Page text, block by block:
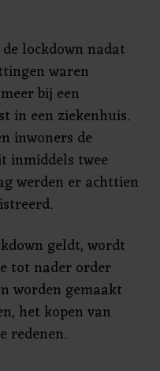
lockdown nadat
waren
bij een
in een ziekenhuis.
inwoners de
inmiddels twee
werden er achttien
geldt, wordt
tot nader order
worden gemaakt
het kopen van
redenen.